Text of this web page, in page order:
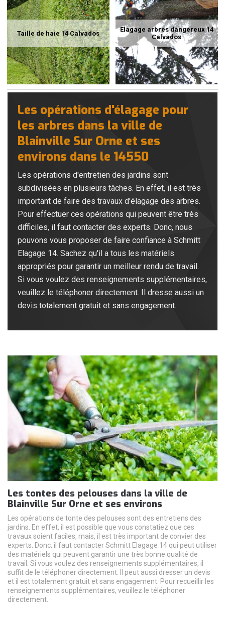
Taille de haie 14 Calvados
Elagage arbres dangereux 14
Calvados
Les opérations d'élagage pour
les arbres dans la ville de
Blainville Sur Orne et ses
environs dans le 14550
Les opérations d'entretien des jardins sont
subdivisées en plusieurs tâches. En effet, il est très
important de faire des travaux d'élagage des arbres.
Pour effectuer ces opérations qui peuvent être très
difficiles, il faut contacter des experts. Donc, nous
pouvons vous proposer de faire confiance à Schmitt
Elagage 14. Sachez qu'il a tous les matériels
appropriés pour garantir un meilleur rendu de travail.
Si vous voulez des renseignements supplémentaires,
veuillez le téléphoner directement. Il dresse aussi un
devis totalement gratuit et sans engagement.
Les tontes des pelouses dans la ville de
Blainville Sur Orne et ses environs
Les opérations de tonte des pelouses sont des entretiens des
jardins. En effet, il est possible que vous constatiez que ces
travaux soient faciles, mais, il est très important de convier des
experts. Donc, il faut contacter Schmitt Elagage 14 qui peut utiliser
des matériels qui peuvent garantir une très bonne qualité de
travail. Si vous voulez des renseignements supplémentaires, il
suffit de le téléphoner directement. Il peut aussi dresser un devis
et il est totalement gratuit et sans engagement. Pour recueillir les
renseignements supplémentaires, veuillez le téléphoner
directement.